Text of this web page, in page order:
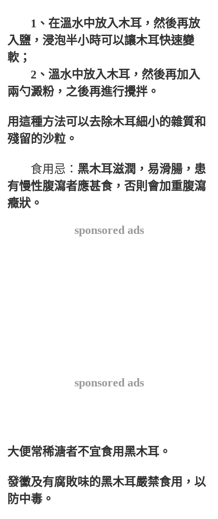
1、在溫水中放入木耳，然後再放
入鹽，浸泡半小時可以讓木耳快速變
軟；
2、溫水中放入木耳，然後再加入
兩勺澱粉，之後再進行攪拌。
用這種方法可以去除木耳細小的雜質和
殘留的沙粒。
食用忌： 黑木耳滋潤，易滑腸，患
有慢性腹瀉者應甚食，否則會加重腹瀉
癥狀。
sponsored ads
sponsored ads
大便常稀溏者不宜食用黑木耳。
發黴及有腐敗味的黑木耳嚴禁食用，以
防中毒。